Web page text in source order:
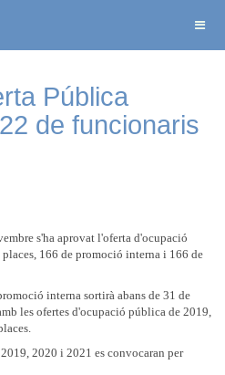
Pública
de funcionaris
s'ha aprovat l'oferta d'ocupació
166 de promoció interna i 166 de
interna sortirà abans de 31 de
les ofertes d'ocupació pública de 2019,
2020 i 2021 es convocaran per